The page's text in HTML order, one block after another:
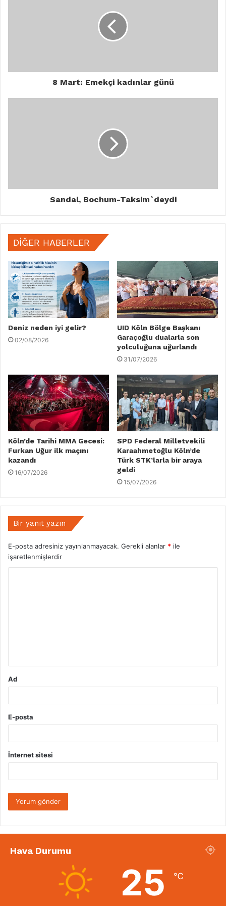
8 Mart: Emekçi kadınlar günü
Sandal, Bochum-Taksim`deydi
DIĞER HABERLER
Deniz neden iyi gelir?
02/08/2026
UID Köln Bölge Başkanı
Garaçoğlu dualarla son
yolculuğuna uğurlandı
31/07/2026
Köln’de Tarihi MMA Gecesi:
Furkan Uğur ilk maçını
kazandı
16/07/2026
SPD Federal Milletvekili
Karaahmetoğlu Köln’de
Türk STK’larla bir araya
geldi
15/07/2026
Bir yanıt yazın
E-posta adresiniz yayınlanmayacak. Gerekli alanlar * ile
işaretlenmişlerdir
Ad
E-posta
İnternet sitesi
Hava Durumu
25 ℃